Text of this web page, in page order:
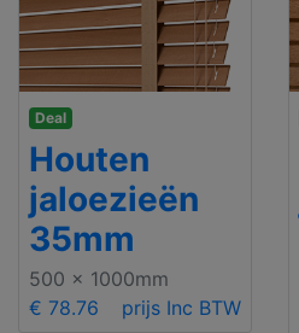
Deal
Houten
jaloezieën
35mm
500 x 1000mm
€ 78.76
prijs Inc BTW